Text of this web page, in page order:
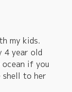
my kids.
4 year old
ocean if you
shell to her